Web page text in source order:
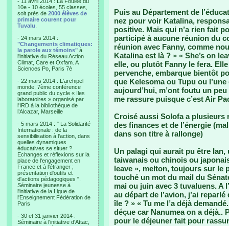
10e - 10 écoles, 55 classes,
soit près de 2000 élèves de
primaire courent pour
Tuvalu
- 24 mars 2014 :
"Changements climatiques:
la parole aux témoins" à
l'initiative du Réseau Action
Climat, Care et Oxfam. A
Sciences Po, Paris 7è
- 22 mars 2014 : L'archipel
monde, 7ème conférence
grand public du cycle « Iles
laboratoires » organisé par
l'IRD à la bibliothèque de
l’Alcazar, Marseille
- 5 mars 2014 : " La Solidarité
Internationale : de la
sensibilisation à l'action, dans
quelles dynamiques
éducatives se situer ?
Echanges et réflexions sur la
place de l'engagement en
France et à l'étranger ;
présentation d'outils et
d'actions pédagogiques ".
Séminaire jeunesse à
l'initiative de la Ligue de
l'Enseignement Fédération de
Paris
- 30 et 31 janvier 2014 :
Séminaire à l'initiative d'Attac,
Puis au Département de
nez pour voir Katalina,
positive. Mais qui n’a rien fait
participé à aucune réunion du
réunion avec Fanny, comme
Katalina est là ? » « She’s on
elle, ou plutôt Fanny le fera.
pervenche, embarque bientôt
que Kelesoma ou Tupu ou
aujourd’hui, m’ont foutu un
me rassure puisque c’est Air
Croisé aussi Solofa a plusieurs
des finances et de l’énergie
dans son titre à rallonge)
Un palagi qui aurait pu être Ian,
taiwanais ou chinois ou
leave », melton, toujours sur le
touché un mot du mail du
mai ou juin avec 3 tuvaluens. A
au départ de l’avion, j’ai
île ? » « Tu me l’a déjà
déçue car Nanumea on a déjà..
pour le déjeuner fait pour